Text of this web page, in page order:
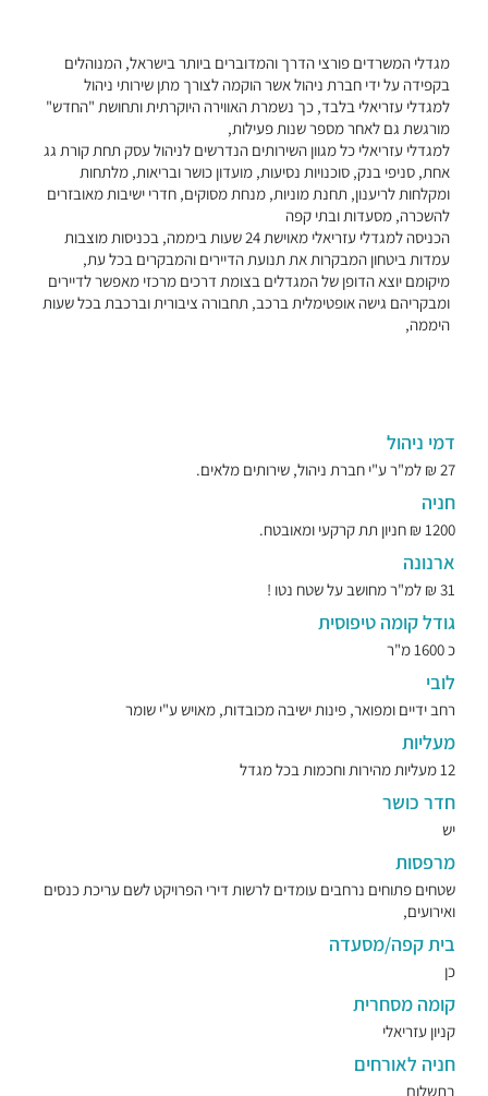
מגדלי המשרדים פורצי הדרך והמדוברים ביותר בישראל, המנוהלים
בקפידה על ידי חברת ניהול אשר הוקמה לצורך מתן שירותי ניהול
למגדלי עזריאלי בלבד, כך נשמרת האווירה היוקרתית ותחושת "החדש"
מורגשת גם לאחר מספר שנות פעילות,
למגדלי עזריאלי כל מגוון השירותים הנדרשים לניהול עסק תחת קורת גג
אחת, סניפי בנק, סוכנויות נסיעות, מועדון כושר ובריאות, מלתחות
ומקלחות לריענון, תחנת מוניות, מנחת מסוקים, חדרי ישיבות מאובזרים
להשכרה, מסעדות ובתי קפה
הכניסה למגדלי עזריאלי מאוישת 24 שעות ביממה, בכניסות מוצבות
עמדות ביטחון המבקרות את תנועת הדיירים והמבקרים בכל עת,
מיקומם יוצא הדופן של המגדלים בצומת דרכים מרכזי מאפשר לדיירים
ומבקריהם גישה אופטימלית ברכב, תחבורה ציבורית וברכבת בכל שעות
היממה,
דמי ניהול
27 ₪ למ"ר ע"י חברת ניהול, שירותים מלאים.
חניה
1200 ₪ חניון תת קרקעי ומאובטח.
ארנונה
31 ₪ למ"ר מחושב על שטח נטו !
גודל קומה טיפוסית
כ 1600 מ"ר
לובי
רחב ידיים ומפואר, פינות ישיבה מכובדות, מאויש ע"י שומר
מעליות
12 מעליות מהירות וחכמות בכל מגדל
חדר כושר
יש
מרפסות
שטחים פתוחים נרחבים עומדים לרשות דירי הפרויקט לשם עריכת כנסים
ואירועים,
בית קפה/מסעדה
כן
קומה מסחרית
קניון עזריאלי
חניה לאורחים
בתשלום